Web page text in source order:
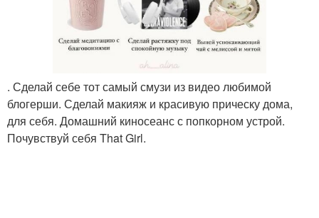
. Сделай себе тот самый смузи из видео любимой
блогерши. Сделай макияж и красивую прическу дома,
для себя. Домашний киносеанс с попкорном устрой.
Почувствуй себя That Girl.